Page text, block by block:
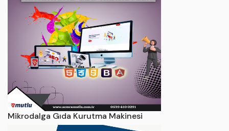
Mikrodalga Gıda Kurutma Makinesi